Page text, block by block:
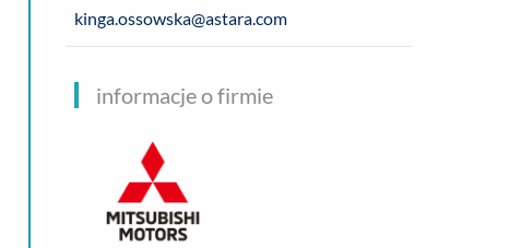
kinga.ossowska@astara.com
informacje o firmie